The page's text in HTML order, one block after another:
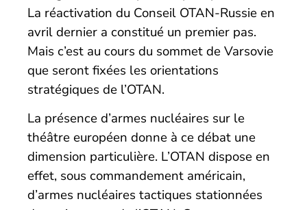
La réactivation du Conseil OTAN-Russie en
avril dernier a constitué un premier pas.
Mais c’est au cours du sommet de Varsovie
que seront fixées les orientations
stratégiques de l’OTAN.
La présence d’armes nucléaires sur le
théâtre européen donne à ce débat une
dimension particulière. L’OTAN dispose en
effet, sous commandement américain,
d’armes nucléaires tactiques stationnées